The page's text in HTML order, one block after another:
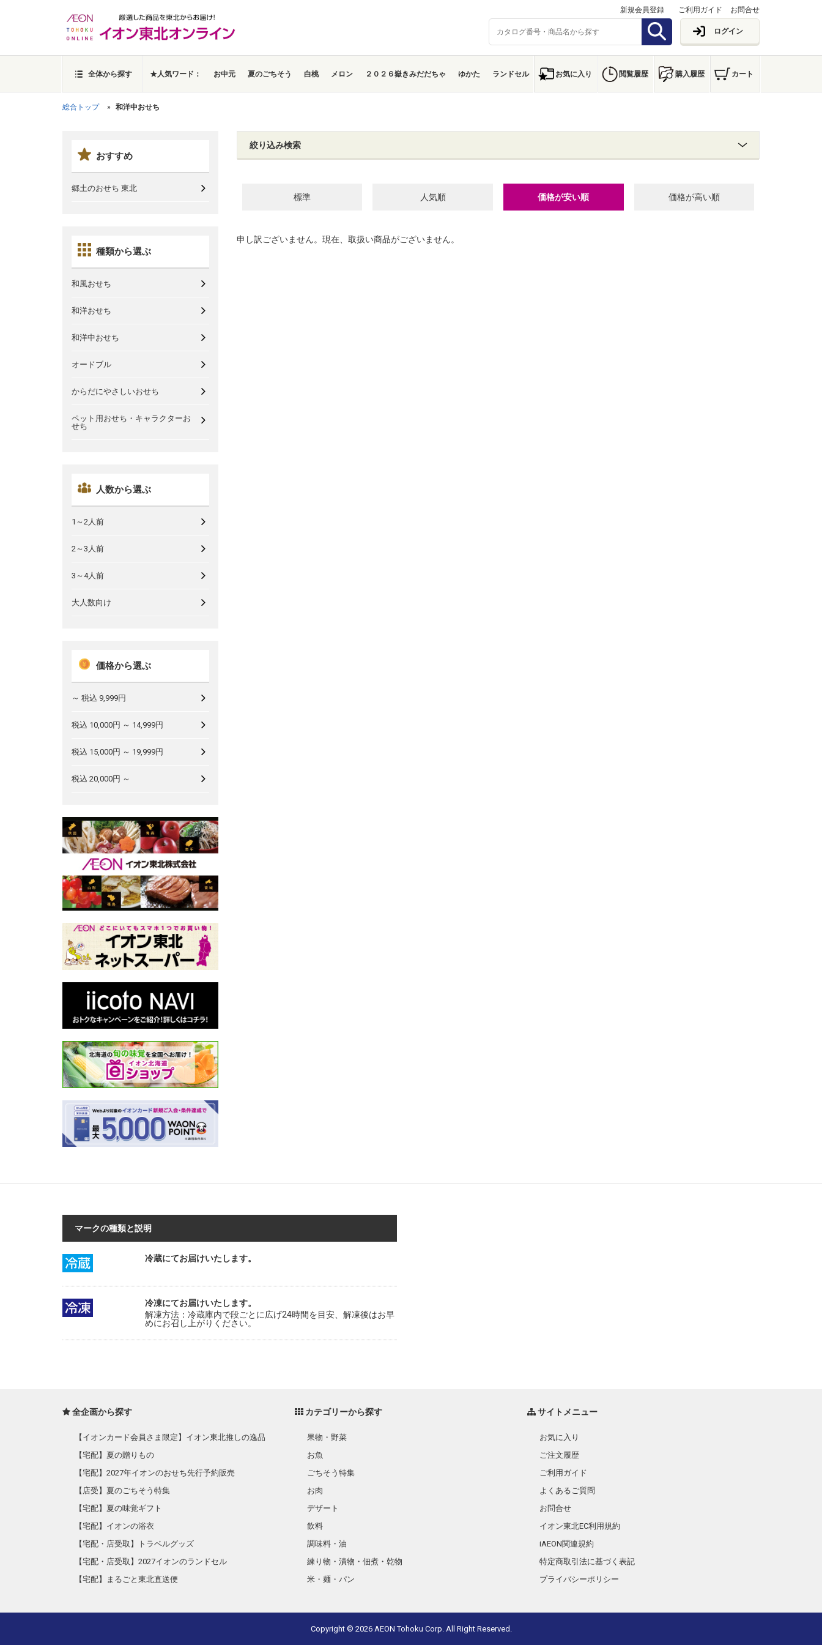
新規会員登録 ご利用ガイド お問合せ
ログイン
全体から探す ★人気ワード： お中元 夏のごちそう 白桃 メロン ２０２６嶽きみだだちゃ ゆかた ランドセル お気に入り 閲覧履歴 購入履歴 カート
総合トップ 和洋中おせち
おすすめ
郷土のおせち 東北
種類から選ぶ
和風おせち
和洋おせち
和洋中おせち
オードブル
からだにやさしいおせち
ペット用おせち・キャラクターお
せち
人数から選ぶ
1～2人前
2～3人前
3～4人前
大人数向け
価格から選ぶ
～ 税込 9,999円
税込 10,000円 ～ 14,999円
税込 15,000円 ～ 19,999円
税込 20,000円 ～
絞り込み検索
標準 人気順 価格が安い順 価格が高い順
申し訳ございません。現在、取扱い商品がございません。
マークの種類と説明
冷蔵にてお届けいたします。
冷凍にてお届けいたします。
解凍方法：冷蔵庫内で段ごとに広げ24時間を目安、解凍後はお早
めにお召し上がりください。
全企画から探す
【イオンカード会員さま限定】イオン東北推しの逸品
【宅配】夏の贈りもの
【宅配】2027年イオンのおせち先行予約販売
【店受】夏のごちそう特集
【宅配】夏の味覚ギフト
【宅配】イオンの浴衣
【宅配・店受取】トラベルグッズ
【宅配・店受取】2027イオンのランドセル
【宅配】まるごと東北直送便
【宅配】東北うまいもの
カテゴリーから探す
果物・野菜
お魚
ごちそう特集
お肉
デザート
飲料
調味料・油
練り物・漬物・佃煮・乾物
米・麺・パン
お酒
ランドセル
サイトメニュー
お気に入り
ご注文履歴
ご利用ガイド
よくあるご質問
お問合せ
イオン東北EC利用規約
iAEON関連規約
特定商取引法に基づく表記
プライバシーポリシー
Copyright © 2026 AEON Tohoku Corp. All Right Reserved.